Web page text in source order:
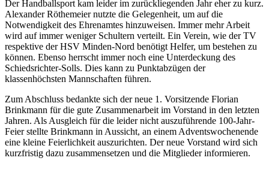
Der Handballsport kam leider im zurückliegenden Jahr eher zu kurz.
Alexander Röthemeier nutzte die Gelegenheit, um auf die
Notwendigkeit des Ehrenamtes hinzuweisen. Immer mehr Arbeit
wird auf immer weniger Schultern verteilt. Ein Verein, wie der TV
respektive der HSV Minden-Nord benötigt Helfer, um bestehen zu
können. Ebenso herrscht immer noch eine Unterdeckung des
Schiedsrichter-Solls. Dies kann zu Punktabzügen der
klassenhöchsten Mannschaften führen.
Zum Abschluss bedankte sich der neue 1. Vorsitzende Florian
Brinkmann für die gute Zusammenarbeit im Vorstand in den letzten
Jahren. Als Ausgleich für die leider nicht auszuführende 100-Jahr-
Feier stellte Brinkmann in Aussicht, an einem Adventswochenende
eine kleine Feierlichkeit auszurichten. Der neue Vorstand wird sich
kurzfristig dazu zusammensetzen und die Mitglieder informieren.